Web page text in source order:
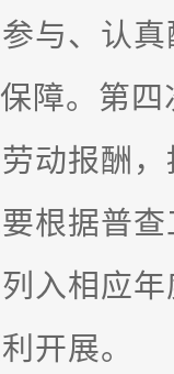
与、认
障。第
动报酬
根据普
入相应
开展。